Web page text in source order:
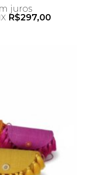
juros
R$297,00